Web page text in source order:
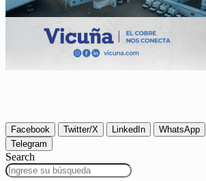
Facebook Twitter/X LinkedIn WhatsApp
Telegram
Search